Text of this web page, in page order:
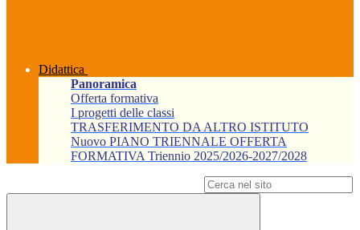
Didattica
Panoramica
Offerta formativa
I progetti delle classi
TRASFERIMENTO DA ALTRO ISTITUTO
Nuovo PIANO TRIENNALE OFFERTA
FORMATIVA Triennio 2025/2026-2027/2028